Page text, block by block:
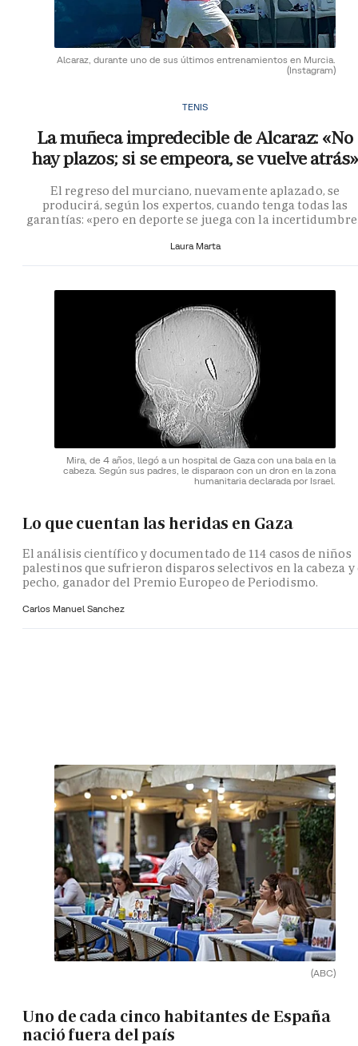
Alcaraz, durante uno de sus últimos entrenamientos en Murcia.
(Instagram)
TENIS
La muñeca impredecible de Alcaraz: «No
hay plazos; si se empeora, se vuelve atrás»
El regreso del murciano, nuevamente aplazado, se
producirá, según los expertos, cuando tenga todas las
garantías: «pero en deporte se juega con la
Laura Marta
Mira, de 4 años, llegó a un hospital de Gaza con una bala en la
cabeza. Según sus padres, le disparaon con un dron en la zona
humanitaria declarada por Israel.
Lo que cuentan las heridas en Gaza
El análisis científico y documentado de 114 casos de niños
palestinos que sufrieron disparos selectivos en la cabeza y
pecho, ganador del Premio Europeo de Periodismo.
Carlos Manuel Sanchez
(ABC)
Uno de cada cinco habitantes de España
nació fuera del país